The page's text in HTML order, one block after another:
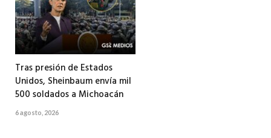
Tras presión de Estados
Unidos, Sheinbaum envía mil
500 soldados a Michoacán
6 agosto, 2026